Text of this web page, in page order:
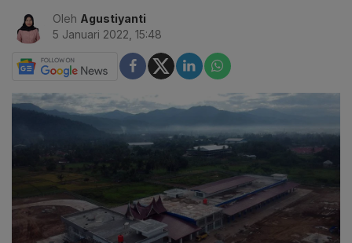
Oleh Agustiyanti
5 Januari 2022, 15:48